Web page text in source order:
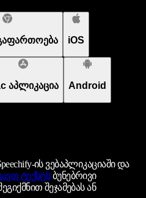
iOS
აპლიკაცია Android
ის ვებაპლიკაციაში და
ტექსტსბუნებრივი
შეჯამებას ან